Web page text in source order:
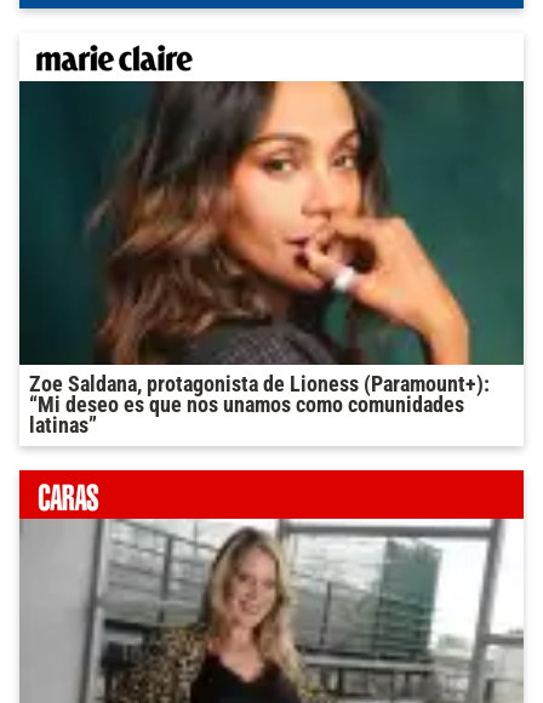
Zoe Saldana, protagonista de Lioness (Paramount+):
“Mi deseo es que nos unamos como comunidades
latinas”